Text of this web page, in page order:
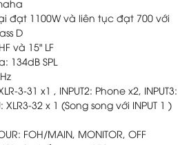
đạt 1100W và liên tục đạt 700 với
D
và 15" LF
134dB SPL
3-31 x1 , INPUT2: Phone x2, INPUT3:
XLR3-32 x 1 (Song song với INPUT 1 )
FOH/MAIN, MONITOR, OFF